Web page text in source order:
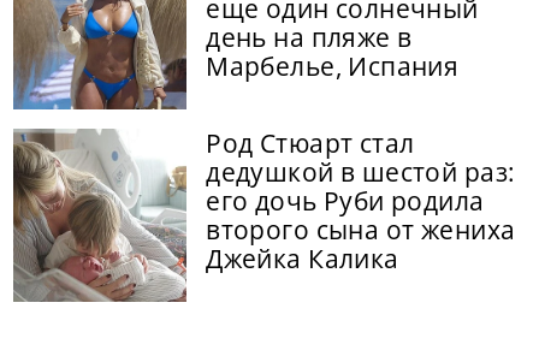
еще один солнечный
день на пляже в
Марбелье, Испания
Род Стюарт стал
дедушкой в шестой раз:
его дочь Руби родила
второго сына от жениха
Джейка Калика